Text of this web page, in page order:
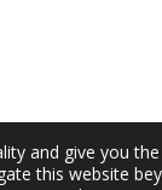
and give you
this website